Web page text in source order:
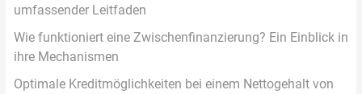
umfassender Leitfaden
Wie funktioniert eine Zwischenfinanzierung? Ein Einblick in
ihre Mechanismen
Optimale Kreditmöglichkeiten bei einem Nettogehalt von